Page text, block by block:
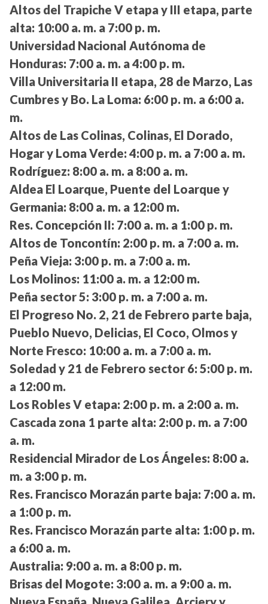
Altos del Trapiche V etapa y III etapa, parte
alta: 10:00 a. m. a 7:00 p. m.
Universidad Nacional Autónoma de
Honduras: 7:00 a. m. a 4:00 p. m.
Villa Universitaria II etapa, 28 de Marzo, Las
Cumbres y Bo. La Loma: 6:00 p. m. a 6:00 a.
m.
Altos de Las Colinas, Colinas, El Dorado,
Hogar y Loma Verde: 4:00 p. m. a 7:00 a. m.
Rodríguez: 8:00 a. m. a 8:00 a. m.
Aldea El Loarque, Puente del Loarque y
Germania: 8:00 a. m. a 12:00 m.
Res. Concepción II: 7:00 a. m. a 1:00 p. m.
Altos de Toncontín: 2:00 p. m. a 7:00 a. m.
Peña Vieja: 3:00 p. m. a 7:00 a. m.
Los Molinos: 11:00 a. m. a 12:00 m.
Peña sector 5: 3:00 p. m. a 7:00 a. m.
El Progreso No. 2, 21 de Febrero parte baja,
Pueblo Nuevo, Delicias, El Coco, Olmos y
Norte Fresco: 10:00 a. m. a 7:00 a. m.
Soledad y 21 de Febrero sector 6: 5:00 p. m.
a 12:00 m.
Los Robles V etapa: 2:00 p. m. a 2:00 a. m.
Cascada zona 1 parte alta: 2:00 p. m. a 7:00
a. m.
Residencial Mirador de Los Ángeles: 8:00 a.
m. a 3:00 p. m.
Res. Francisco Morazán parte baja: 7:00 a. m.
a 1:00 p. m.
Res. Francisco Morazán parte alta: 1:00 p. m.
a 6:00 a. m.
Australia: 9:00 a. m. a 8:00 p. m.
Brisas del Mogote: 3:00 a. m. a 9:00 a. m.